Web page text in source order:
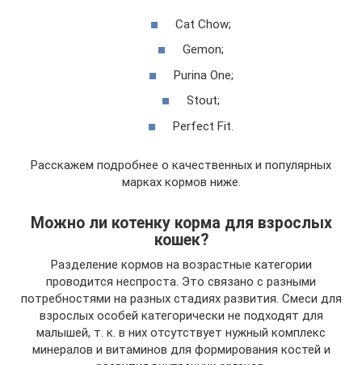
Cat Chow;
Gemon;
Purina One;
Stout;
Perfect Fit.
Расскажем подробнее о качественных и популярных
марках кормов ниже.
Можно ли котенку корма для взрослых
кошек?
Разделение кормов на возрастные категории
проводится неспроста. Это связано с разными
потребностями на разных стадиях развития. Смеси для
взрослых особей категорически не подходят для
малышей, т. к. в них отсутствует нужный комплекс
минералов и витаминов для формирования костей и